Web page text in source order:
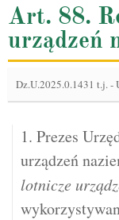
Art. 88.
urządzeń
Dz.U.2025.0.1431 t.j.-
1. Prezes
urządzeń
lotnicze